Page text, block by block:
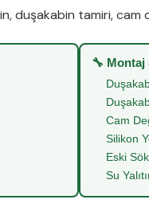
,duşakabin tamiri,cam
🔧 Montaj
Cam
Silikon
Eski
Su